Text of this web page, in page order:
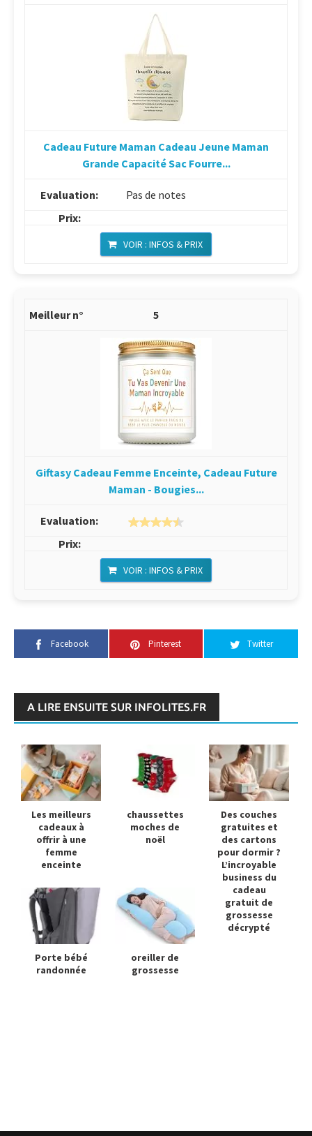
Cadeau Future Maman Cadeau Jeune Maman
Grande Capacité Sac Fourre...
Pas de notes
VOIR : INFOS & PRIX
5
Giftasy Cadeau Femme Enceinte, Cadeau Future
Maman - Bougies...
VOIR : INFOS & PRIX
Facebook Pinterest Twitter
A LIRE ENSUITE SUR INFOLITES.FR
Les meilleurs
cadeaux à
offrir à une
femme
enceinte
chaussettes
moches de
noël
Des couches
gratuites et
des cartons
pour dormir ?
L’incroyable
business du
cadeau
gratuit de
grossesse
décrypté
Porte bébé
randonnée
oreiller de
grossesse